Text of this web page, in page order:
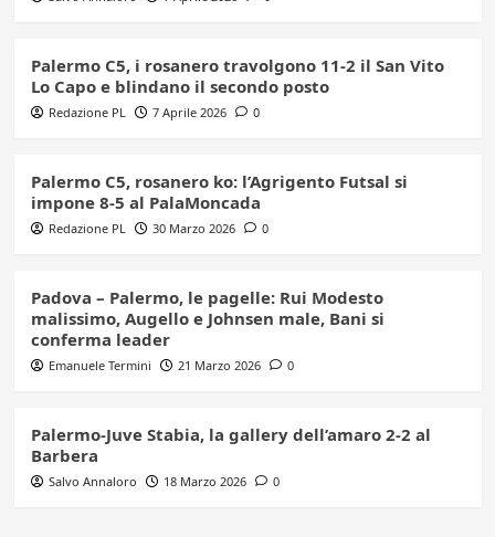
Palermo C5, i rosanero travolgono 11-2 il San Vito
Lo Capo e blindano il secondo posto
Redazione PL 7 Aprile 2026 0
Palermo C5, rosanero ko: l’Agrigento Futsal si
impone 8-5 al PalaMoncada
Redazione PL 30 Marzo 2026 0
Padova – Palermo, le pagelle: Rui Modesto
malissimo, Augello e Johnsen male, Bani si
conferma leader
Emanuele Termini 21 Marzo 2026 0
Palermo-Juve Stabia, la gallery dell’amaro 2-2 al
Barbera
Salvo Annaloro 18 Marzo 2026 0